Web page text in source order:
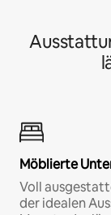
Möblierte
Voll
der idealen